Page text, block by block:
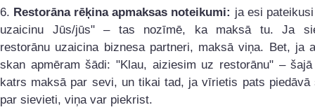
6. Restorāna rēķina apmaksas noteikumi: ja esi
uzaicinu Jūs/jūs" – tas nozīmē, ka maksā tu. Ja
restorānu uzaicina biznesa partneri, maksā viņa. Bet, ja
skan apmēram šādi: "Klau, aiziesim uz restorānu" – šajā
katrs maksā par sevi, un tikai tad, ja vīrietis pats piedāvā
par sievieti, viņa var piekrist.